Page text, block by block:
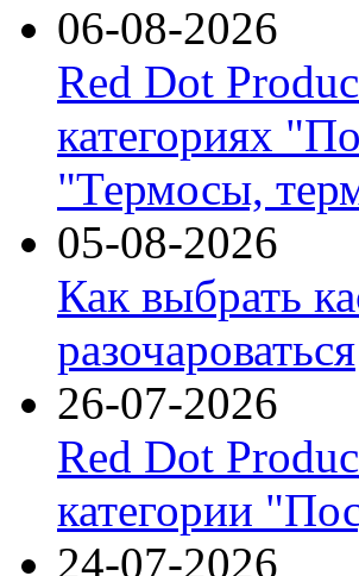
06-08-2026
Red Dot
категориях
"Термосы,
05-08-2026
Как выбрать
разочароваться
26-07-2026
Red Dot
категории
24-07-2026